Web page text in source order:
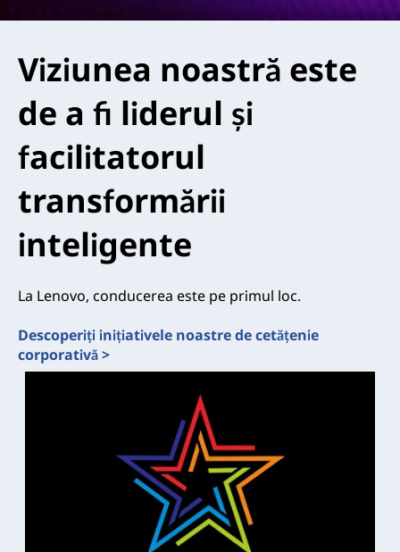
Viziunea noastră este
de a fi liderul și
facilitatorul
transformării
inteligente
La Lenovo, conducerea este pe primul loc.
Descoperiți inițiativele noastre de cetățenie
corporativă >